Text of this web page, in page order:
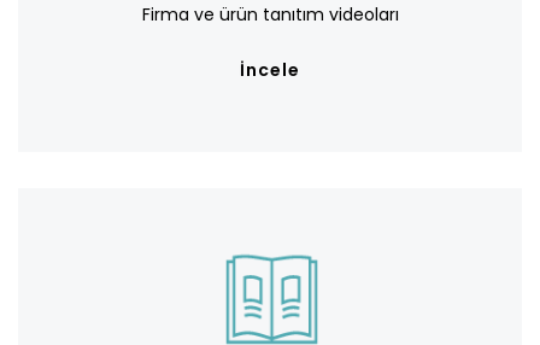
Firma ve ürün tanıtım videoları
İncele